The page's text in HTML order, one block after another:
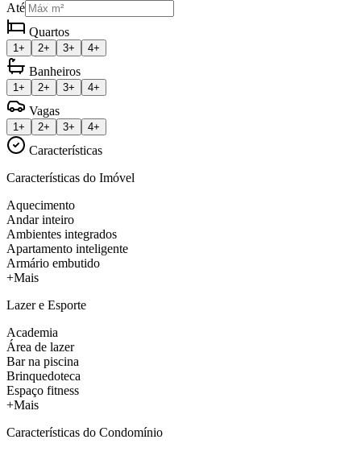
Até
Quartos
1+ 2+ 3+ 4+
Banheiros
1+ 2+ 3+ 4+
Vagas
1+ 2+ 3+ 4+
Características
Características do Imóvel
Aquecimento
Andar inteiro
Ambientes integrados
Apartamento inteligente
Armário embutido
+Mais
Lazer e Esporte
Academia
Área de lazer
Bar na piscina
Brinquedoteca
Espaço fitness
+Mais
Características do Condomínio